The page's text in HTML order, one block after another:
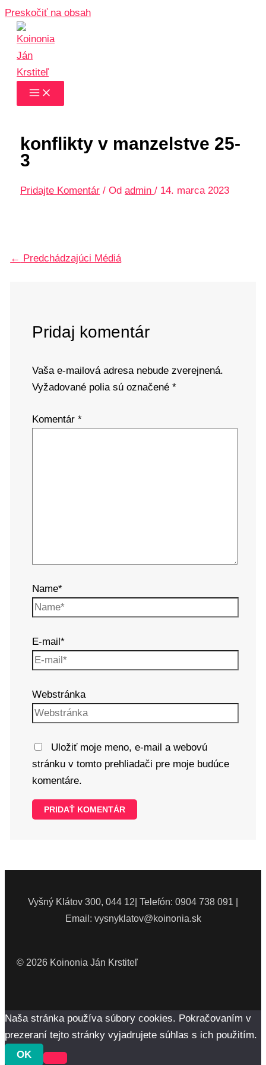
Preskočiť na obsah
konflikty v manzelstve 25-
3
Pridajte Komentár / Od admin/ 14. marca 2023
← Predchádzajúci Médiá
Pridaj komentár
Vaša e-mailová adresa nebude zverejnená.
Vyžadované polia sú označené *
Komentár *
Name*
E-mail*
Webstránka
Uložiť moje meno, e-mail a webovú
stránku v tomto prehliadači pre moje budúce
komentáre.
Vyšný Klátov 300, 044 12| Telefón: 0904 738 091 |
Email: vysnyklatov@koinonia.sk
© 2026 Koinonia Ján Krstiteľ
Naša stránka používa súbory cookies. Pokračovaním v
prezeraní tejto stránky vyjadrujete súhlas s ich použitím.
OK